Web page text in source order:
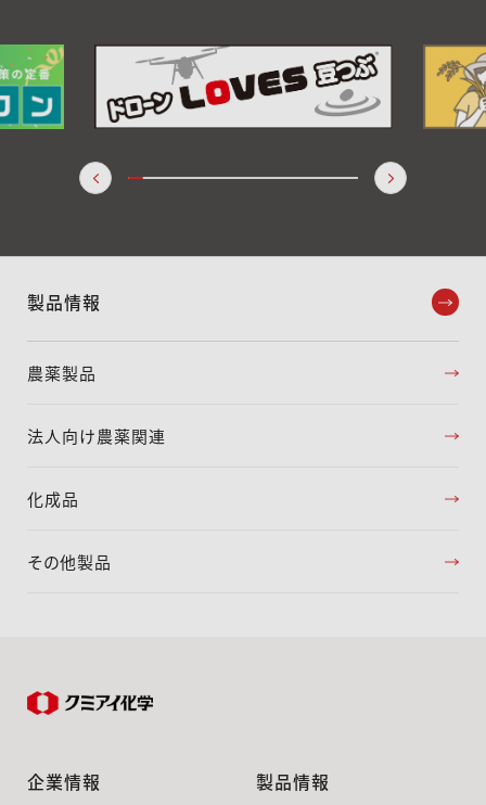
製品情報
農薬製品
法人向け農薬関連
化成品
その他製品
企業情報 製品情報